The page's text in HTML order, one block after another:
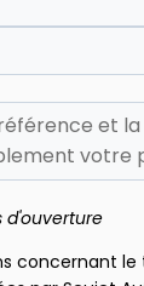
d'ouverture
concernant